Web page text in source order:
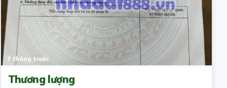
7 tháng trước
Thương lượng